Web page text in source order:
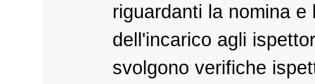
riguardanti la nomina e
dell'incarico agli
svolgono verifiche